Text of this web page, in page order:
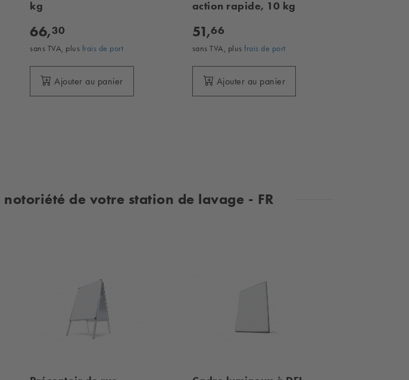
kg
66,30
sans TVA, plus frais de port
Ajouter au panier
action rapide, 10 kg
51,66
sans TVA, plusfrais de port
Ajouter au panier
de votre station de lavage - FR